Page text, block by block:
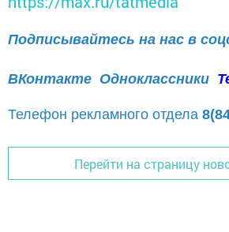
Подписывайтесь на нас в
ВКонтакте Одноклассники
Телефон рекламного отдела
Перейти на страницу